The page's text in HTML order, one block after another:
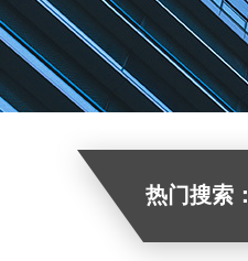
热门搜索：